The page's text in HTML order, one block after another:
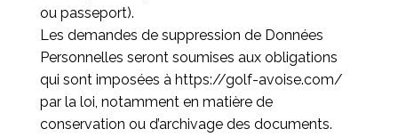
ou passeport).
Les demandes de suppression de Données
Personnelles seront soumises aux obligations
qui sont imposées à https://golf-avoise.com/
par la loi, notamment en matière de
conservation ou d’archivage des documents.